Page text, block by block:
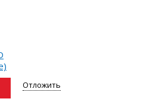
Отложить